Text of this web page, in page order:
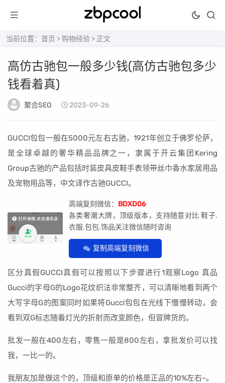
当前位置： 首页 > 购物经验 > 正文
高仿古驰包一般多少钱(高仿古驰包多少
钱看着真)
聚合SEO 2023-09-26
GUCCI包包一般在5000元左右古驰，1921年创立于佛罗伦萨，
是全球卓越的奢华精品品牌之一，隶属于开云集团Kering
Group古驰的产品包括时装皮具皮鞋手表领带丝巾香水家居用品
及宠物用品等，中文译作古驰GUCCI。
高端复刻微信： BDXD06
各类奢潮大牌，顶级版本，支持随意对比 鞋子.
衣服.包包.饰品关注微信随时咨询
复制高端复刻微信
区分真假GUCCI真假可以按照以下步骤进行1观察Logo 真品
Gucci的字母G的Logo花纹织法非常整齐，可以清晰地看到两个
大写字母G的图案同时如果将Gucci包包在光线下慢慢转动，会
看到双G标志随着灯光的折射而改变颜色，但冒牌货的。
批发一般在400左右，零售一般是800左右，拿批发价可以找
我，一比一的。
我朋友加是做这个的，顶级和原单的价格是正品的10%左右~。